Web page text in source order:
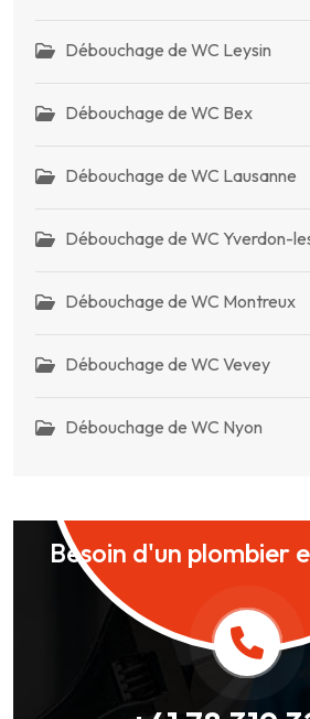
Débouchage de WC Leysin
Débouchage de WC Bex
Débouchage de WC Lausanne
Débouchage de WC Yverdon-
Débouchage de WC Montreux
Débouchage de WC Vevey
Débouchage de WC Nyon
Besoin d'un plombier